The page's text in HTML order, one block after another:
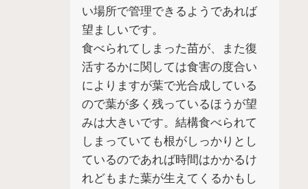
い場所で管理できるようであれば
望ましいです。
食べられてしまった苗が、また復
活するかに関しては食害の度合い
によりますが葉で光合成している
ので葉が多く残っているほうが望
みは大きいです。結構食べられて
しまっていても根がしっかりとし
ているのであれば時間はかかるけ
れどもまた葉が生えてくるかもし